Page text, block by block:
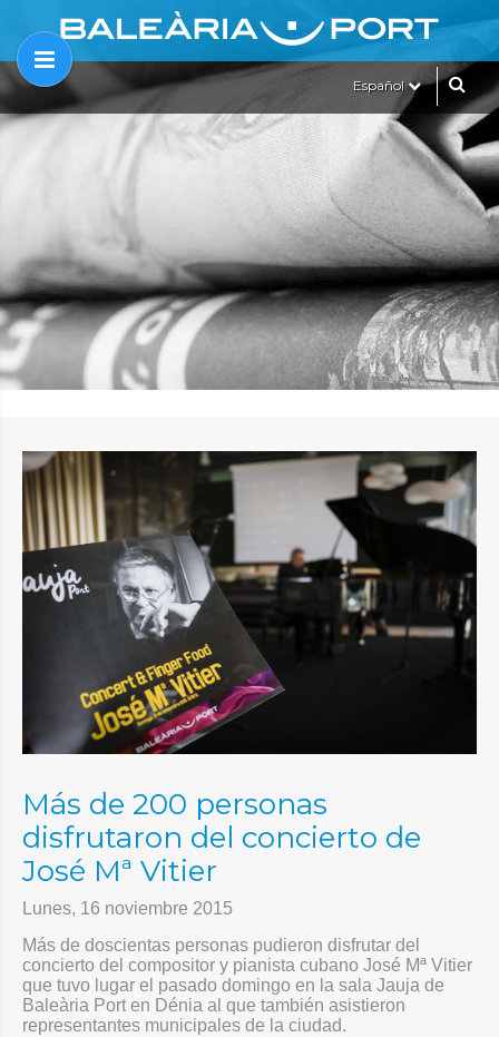
Español
Más de 200 personas
disfrutaron del concierto de
José Mª Vitier
Lunes, 16 noviembre 2015
Más de doscientas personas pudieron disfrutar del
concierto del compositor y pianista cubano José Mª Vitier
que tuvo lugar el pasado domingo en la sala Jauja de
Baleària Port en Dénia al que también asistieron
representantes municipales de la ciudad.